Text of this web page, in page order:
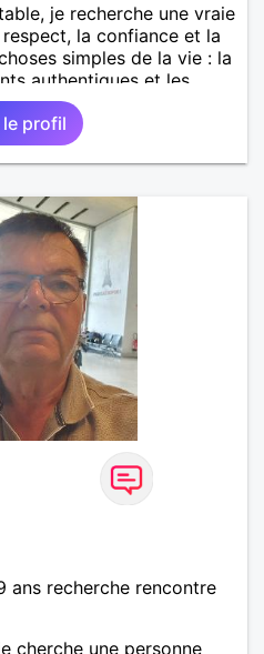
je recherche une vraie
la confiance et la
simples de la vie : la
authentiques et les
🌊🌿 Très câlin et
moments de tendresse
La solitude finit parfois
Nouvelle-Calédonie et
l’avenir nous guider
le profil
ans recherche rencontre
cherche une personne